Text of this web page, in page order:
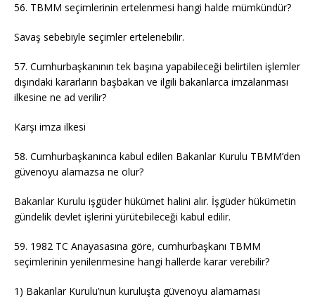
56. TBMM seçimlerinin ertelenmesi hangi halde mümkündür?
Savaş sebebiyle seçimler ertelenebilir.
57. Cumhurbaşkanının tek başına yapabileceği belirtilen işlemler
dışındaki kararların başbakan ve ilgili bakanlarca imzalanması
ilkesine ne ad verilir?
Karşı imza ilkesi
58. Cumhurbaşkanınca kabul edilen Bakanlar Kurulu TBMM’den
güvenoyu alamazsa ne olur?
Bakanlar Kurulu işgüder hükümet halini alır. İşgüder hükümetin
gündelik devlet işlerini yürütebileceği kabul edilir.
59. 1982 TC Anayasasına göre, cumhurbaşkanı TBMM
seçimlerinin yenilenmesine hangi hallerde karar verebilir?
1) Bakanlar Kurulu’nun kuruluşta güvenoyu alamaması